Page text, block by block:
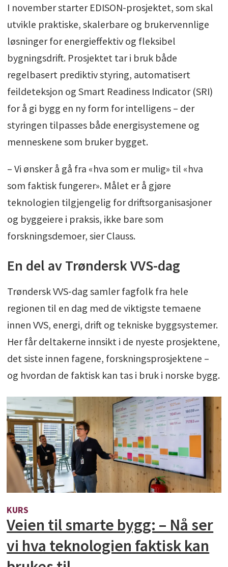
I november starter EDISON-prosjektet, som skal
utvikle praktiske, skalerbare og brukervennlige
løsninger for energieffektiv og fleksibel
bygningsdrift. Prosjektet tar i bruk både
regelbasert prediktiv styring, automatisert
feildeteksjon og Smart Readiness Indicator (SRI)
for å gi bygg en ny form for intelligens – der
styringen tilpasses både energisystemene og
menneskene som bruker bygget.
– Vi ønsker å gå fra «hva som er mulig» til «hva
som faktisk fungerer». Målet er å gjøre
teknologien tilgjengelig for driftsorganisasjoner
og byggeiere i praksis, ikke bare som
forskningsdemoer, sier Clauss.
En del av Trøndersk VVS-dag
Trøndersk VVS-dag samler fagfolk fra hele
regionen til en dag med de viktigste temaene
innen VVS, energi, drift og tekniske byggsystemer.
Her får deltakerne innsikt i de nyeste prosjektene,
det siste innen fagene, forskningsprosjektene –
og hvordan de faktisk kan tas i bruk i norske bygg.
KURS
Veien til smarte bygg: – Nå ser
vi hva teknologien faktisk kan